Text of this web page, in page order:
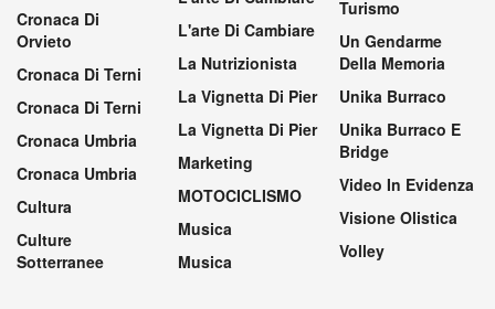
Cronaca Di
Orvieto
Cronaca Di Terni
Cronaca Di Terni
Cronaca Umbria
Cronaca Umbria
Cultura
Culture
Sotterranee
L'arte Di Cambiare
La Nutrizionista
La Vignetta Di Pier
La Vignetta Di Pier
Marketing
MOTOCICLISMO
Musica
Musica
Turismo
Un Gendarme
Della Memoria
Unika Burraco
Unika Burraco E
Bridge
Video In Evidenza
Visione Olistica
Volley